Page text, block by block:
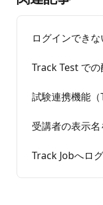
ログインできな
Track Test で
試験連携機能（
受講者の表示
Track Jobへロ